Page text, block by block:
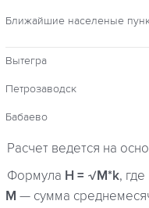
Ближайшие населеные
Вытегра
Петрозаводск
Бабаево
Расчет ведется на
Формула H = √M*k, где
М — сумма